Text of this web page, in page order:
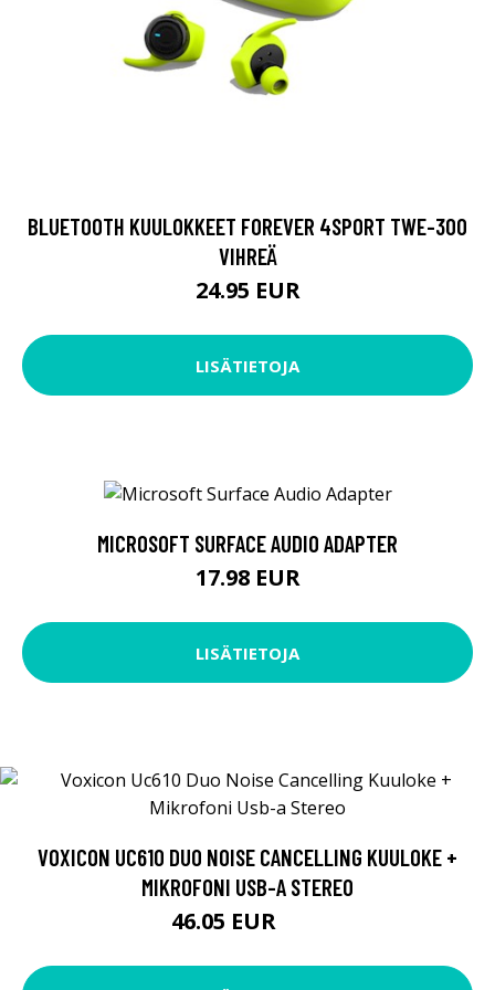
BLUETOOTH KUULOKKEET FOREVER 4SPORT TWE-300
VIHREÄ
24.95 EUR
LISÄTIETOJA
MICROSOFT SURFACE AUDIO ADAPTER
17.98 EUR
LISÄTIETOJA
VOXICON UC610 DUO NOISE CANCELLING KUULOKE +
MIKROFONI USB-A STEREO
46.05 EUR